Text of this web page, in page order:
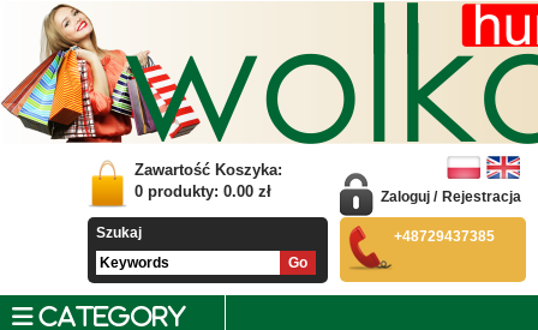
Zawartość Koszyka:
0 produkty: 0.00 zł
Szukaj
Zaloguj / Rejestracja
+48729437385
CATEGORY